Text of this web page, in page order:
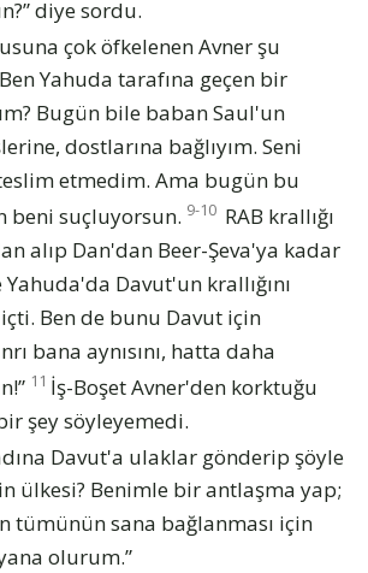
diye sordu.
çok öfkelenen Avner şu
Yahuda tarafına geçen bir
Bugün bile baban Saul'un
dostlarına bağlıyım. Seni
etmedim. Ama bugün bu
beni suçluyorsun. 9-10 RAB krallığı
alıp Dan'dan Beer-Şeva'ya kadar
Davut'un krallığını
Ben de bunu Davut için
bana aynısını, hatta daha
11 İş-Boşet Avner'den korktuğu
şey söyleyemedi.
Davut'a ulaklar gönderip şöyle
ülkesi? Benimle bir antlaşma yap;
tümünün sana bağlanması için
olurum.”